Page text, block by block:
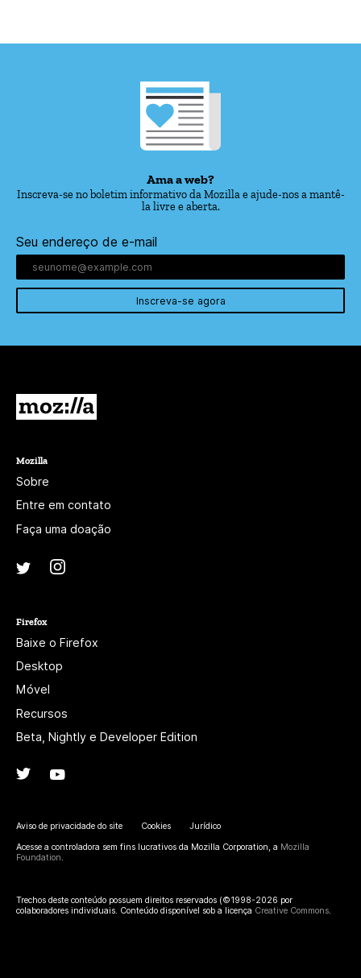
Ama a web?
Inscreva-se no boletim informativo da Mozilla e ajude-nos a mantê-
la livre e aberta.
Seu endereço de e-mail
Inscreva-se agora
Mozilla
Sobre
Entre em contato
Faça uma doação
Twitter
Firefox
Baixe o Firefox
Desktop
Móvel
Recursos
Beta, Nightly e Developer Edition
Twitter
Aviso de privacidade do site Cookies Jurídico
Acesse a controladora sem fins lucrativos da Mozilla Corporation, a Mozilla
Foundation.
Trechos deste conteúdo possuem direitos reservados (©1998-2026 por
colaboradores individuais. Conteúdo disponível sob a licença Creative Commons.